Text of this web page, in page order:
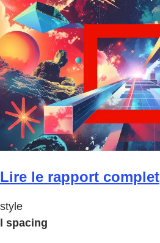
Lire le rapport complet
style
l spacing